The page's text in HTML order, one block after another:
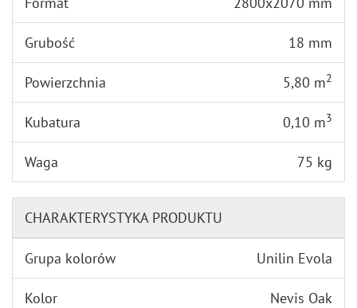
Grubość 18 mm
Powierzchnia 5,80 m2
Kubatura 0,10 m3
Waga 75 kg
CHARAKTERYSTYKA PRODUKTU
Grupa kolorów Unilin Evola
Kolor Nevis Oak